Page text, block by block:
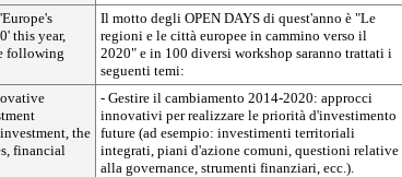
this year,
following
Il motto degli OPEN DAYS di quest'anno è "Le
regioni e le città europee in cammino verso il
2020" e in 100 diversi workshop saranno trattati i
seguenti temi:
the
financial
- Gestire il cambiamento 2014-2020: approcci
innovativi per realizzare le priorità d'investimento
future (ad esempio: investimenti territoriali
integrati, piani d'azione comuni, questioni relative
alla governance, strumenti finanziari, ecc.).